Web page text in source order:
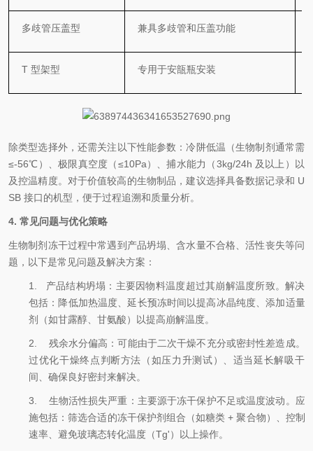
多歧管压盖型 兼具多歧管和压盖功能
T 型架型 专用于安瓿瓶安装
除类型选择外，还需关注以下性能参数：冷阱低温（生物制剂通常需
≤-56℃）、极限真空度（≤10Pa）、捕水能力（3kg/24h 及以上）以
及控温精度。对于价值较高的生物制品，建议选择具备数据记录和 U
SB 接口的机型，便于过程追溯和质量分析。
4. 常见问题与优化策略
生物制剂冻干过程中常遇到产品坍塌、含水量不合格、活性丧失等问
题，以下是常见问题及解决方案：
1.
产品结构坍塌：主要因物料温度超过其崩解温度所致。解决
包括：降低加热温度、延长预冻时间以提高冰晶纯度、添加适量
剂（如甘露醇、甘氨酸）以提高崩解温度。
2.
残余水分偏高：可能由于二次干燥不充分或密封性差造成。
过优化干燥终点判断方法（如压力升测试）、适当延长解吸干
间、确保良好密封来解决。
3.
生物活性损失严重：主要源于冻干保护不足或温度波动。应
施包括：筛选合适的冻干保护剂组合（如糖类 + 聚合物）、控制
速率、避免玻璃态转化温度（Tg'）以上操作。